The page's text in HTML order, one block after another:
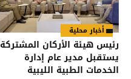
أخبار محلية
رئيس هيئة الأركان المشتركة
يستقبل مدير عام إدارة
الخدمات الطبية الليبية